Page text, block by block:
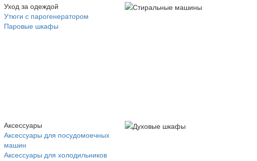
Уход за одеждой
Утюги с парогенератором
Паровые шкафы
Аксессуары
Аксессуары для посудомоечных
машин
Аксессуары для холодильников